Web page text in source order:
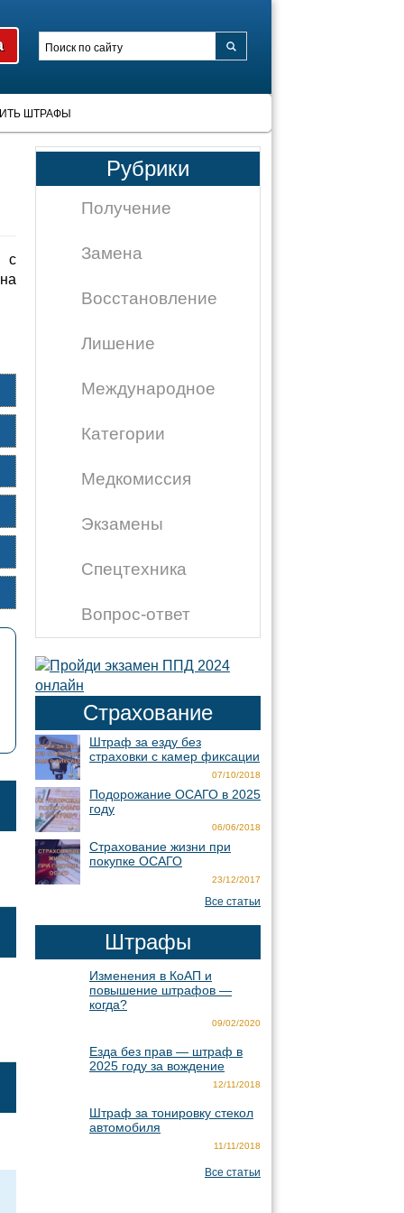
ШТРАФЫ
с
Рубрики
Получение
Замена
Восстановление
Лишение
Международное
Категории
Медкомиссия
Экзамены
Спецтехника
Вопрос-ответ
Страхование
Штраф за езду без
страховки с камер фиксации
07/10/2018
Подорожание ОСАГО в 2025
году
06/06/2018
Страхование жизни при
покупке ОСАГО
23/12/2017
Все статьи
Штрафы
Изменения в КоАП и
повышение штрафов —
когда?
09/02/2020
Езда без прав — штраф в
2025 году за вождение
12/11/2018
Штраф за тонировку стекол
автомобиля
11/11/2018
Все статьи